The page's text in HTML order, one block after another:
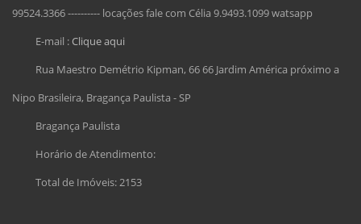
99524.3366 ---------- locações fale com Célia 9.9493.1099 watsapp
E-mail :Clique aqui
Rua Maestro Demétrio Kipman, 66 66 Jardim América próximo a
Nipo Brasileira, Bragança Paulista - SP
Bragança Paulista
Horário de Atendimento:
Total de Imóveis: 2153